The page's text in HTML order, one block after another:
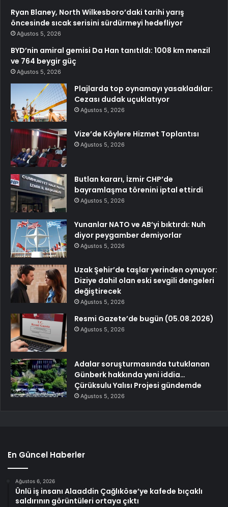
Ryan Blaney, North Wilkesboro’daki tarihi yarış
öncesinde sıcak serisini sürdürmeyi hedefliyor
Ağustos 5, 2026
BYD’nin amiral gemisi Da Han tanıtıldı: 1008 km menzil
ve 764 beygir güç
Ağustos 5, 2026
Plajlarda top oynamayı yasakladılar:
Cezası dudak uçuklatıyor
Ağustos 5, 2026
Vize’de Köylere Hizmet Toplantısı
Ağustos 5, 2026
Butlan kararı, İzmir CHP’de
bayramlaşma törenini iptal ettirdi
Ağustos 5, 2026
Yunanlar NATO ve AB’yi bıktırdı: Nuh
diyor peygamber demiyorlar
Ağustos 5, 2026
Uzak Şehir’de taşlar yerinden oynuyor:
Diziye dahil olan eski sevgili dengeleri
değiştirecek
Ağustos 5, 2026
Resmi Gazete’de bugün (05.08.2026)
Ağustos 5, 2026
Adalar soruşturmasında tutuklanan
Günberk hakkında yeni iddia…
Çürüksulu Yalısı Projesi gündemde
Ağustos 5, 2026
En Güncel Haberler
Ağustos 6, 2026
Ünlü iş insanı Alaaddin Çağlıköse’ye kafede bıçaklı
saldırının görüntüleri ortaya çıktı